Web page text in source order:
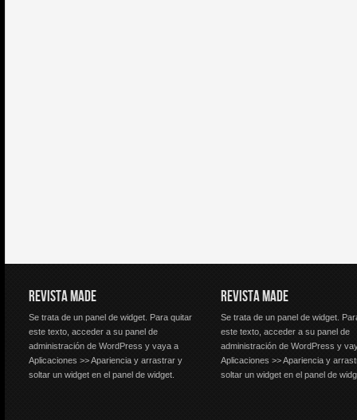
REVISTA MADE
Se trata de un panel de widget. Para quitar
este texto, acceder a su panel de
administración de WordPress y vaya a
Aplicaciones >> Apariencia y arrastrar y
soltar un widget en el panel de widget.
REVISTA MADE
Se trata de un panel de widget.
este texto, acceder a su panel de
administración de WordPress y
Aplicaciones >> Apariencia y
soltar un widget en el panel de